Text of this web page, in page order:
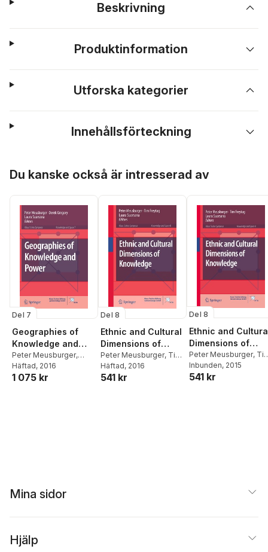
Beskrivning
Produktinformation
Utforska kategorier
Innehållsförteckning
Du kanske också är intresserad av
Del 7
Geographies of
Knowledge and
Power
Peter Meusburger,
Derek Gregory
Suarsana
Häftad, 2016
1 075 kr
Del 8
Ethnic and Cultural
Dimensions of
Knowledge
Peter Meusburger, Tim
Freytag ,Laura Suarsana
Häftad, 2016
541 kr
Del 8
Ethnic and
Dimensions of
Knowledge
Peter Meusburger,
Freytag,Laura
Inbunden, 2015
541 kr
Mina sidor
Hjälp